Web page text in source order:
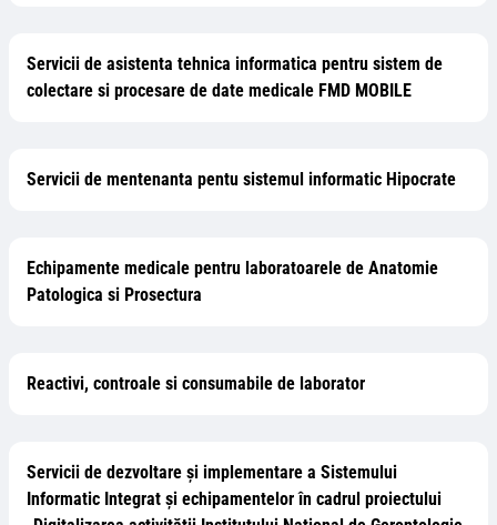
Servicii de asistenta tehnica informatica pentru sistem de
colectare si procesare de date medicale FMD MOBILE
Servicii de mentenanta pentu sistemul informatic Hipocrate
Echipamente medicale pentru laboratoarele de Anatomie
Patologica si Prosectura
Reactivi, controale si consumabile de laborator
Servicii de dezvoltare și implementare a Sistemului
Informatic Integrat și echipamentelor în cadrul proiectului